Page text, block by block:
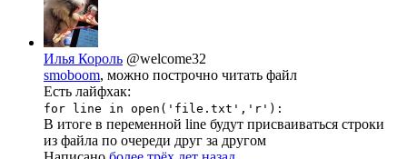
Илья Король @welcome32
smoboom, можно построчно читать файл
Есть лайфхак:
for line in open('file.txt','r'):
В итоге в переменной line будут присваиваться строки
из файла по очереди друг за другом